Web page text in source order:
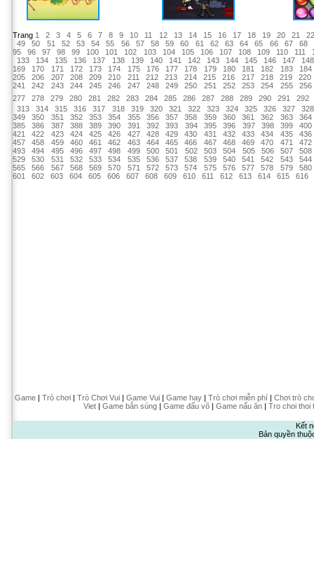
Trang 1 2 3 4 5 6 7 8 9 10 11 12 13 14 15 16 17 18 19 20 21
22
49
50 51 52 53 54 55 56 57 58 59 60 61 62 63 64 65 66 67
68
95
96 97 98 99 100 101 102 103 104 105 106 107 108 109 110 111
133
134 135 136 137 138 139 140 141 142 143 144 145 146 147
148
169
170 171 172 173 174 175 176 177 178 179 180 181 182 183
184
205
206 207 208 209 210 211 212 213 214 215 216 217 218 219
220
241
242 243 244 245 246 247 248 249 250 251 252 253 254 255
256
277
278 279 280 281 282 283 284 285 286 287 288 289 290 291
292
313
314 315 316 317 318 319 320 321 322 323 324 325 326 327
328
349
350 351 352 353 354 355 356 357 358 359 360 361 362 363
364
385
386 387 388 389 390 391 392 393 394 395 396 397 398 399
400
421
422 423 424 425 426 427 428 429 430 431 432 433 434 435
436
457
458 459 460 461 462 463 464 465 466 467 468 469 470 471
472
493
494 495 496 497 498 499 500 501 502 503 504 505 506 507
508
529
530 531 532 533 534 535 536 537 538 539 540 541 542 543
544
565
566 567 568 569 570 571 572 573 574 575 576 577 578 579
580
601
602 603 604 605 606 607 608 609 610 611 612 613 614 615 616
Game| Trò chơi| Trò Chơi Vui| Game Vui| Game hay| Trò chơi miễn phí| Chơi trò
Viet| Game bắn súng| Game đấu võ| Game nấu ăn| Tro choi thoi
Kết
Bản quyền